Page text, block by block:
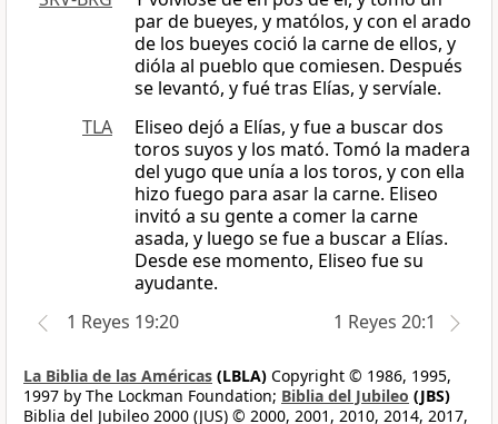
par de bueyes, y matólos, y con el arado
de los bueyes coció la carne de ellos, y
dióla al pueblo que comiesen. Después
se levantó, y fué tras Elías, y servíale.
TLA
Eliseo dejó a Elías, y fue a buscar dos
toros suyos y los mató. Tomó la madera
del yugo que unía a los toros, y con ella
hizo fuego para asar la carne. Eliseo
invitó a su gente a comer la carne
asada, y luego se fue a buscar a Elías.
Desde ese momento, Eliseo fue su
ayudante.
1 Reyes 19:20
1 Reyes 20:1
La Biblia de las Américas (LBLA) Copyright © 1986, 1995,
1997 by The Lockman Foundation; Biblia del Jubileo (JBS)
Biblia del Jubileo 2000 (JUS) © 2000, 2001, 2010, 2014, 2017,